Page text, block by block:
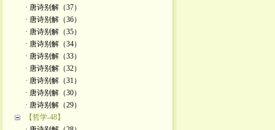
· 唐诗别解（37）
· 唐诗别解（36）
· 唐诗别解（35）
· 唐诗别解（34）
· 唐诗别解（33）
· 唐诗别解（32）
· 唐诗别解（31）
· 唐诗别解（30）
· 唐诗别解（29）
【哲学-48】